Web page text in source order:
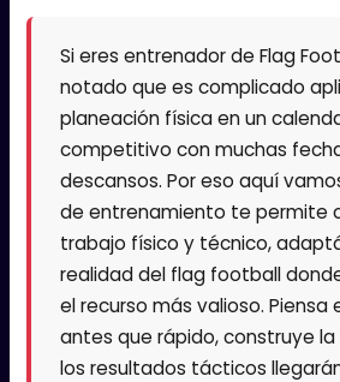
Si eres entrenador de Flag
notado que es complicado
planeación física en un
competitivo con muchas
descansos. Por eso aquí
de entrenamiento te permite
trabajo físico y técnico,
realidad del flag football
el recurso más valioso. Piensa
antes que rápido, construye
los resultados tácticos